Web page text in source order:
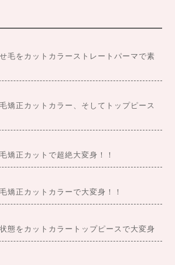
毛をカットカラーストレートパーマで素
矯正カットカラー、そしてトップピース
矯正カットで超絶大変身！！
矯正カットカラーで大変身！！
態をカットカラートップピースで大変身